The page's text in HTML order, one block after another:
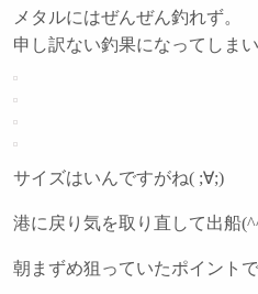
メタルにはぜんぜん釣れず。
申し訳ない釣果になってしま
サイズはいんですがね( ;∀;)
港に戻り気を取り直して出船
朝まずめ狙っていたポイント